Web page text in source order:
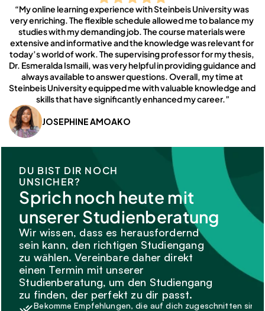
“My online learning experience with Steinbeis University was
very enriching. The flexible schedule allowed me to balance my
studies with my demanding job. The course materials were
extensive and informative and the knowledge was relevant for
today’s world of work. The supervising professor for my thesis,
Dr. Esmeralda Ismaili, was very helpful in providing guidance and
always available to answer questions. Overall, my time at
Steinbeis University equipped me with valuable knowledge and
skills that have significantly enhanced my career.”
JOSEPHINE AMOAKO
DU BIST DIR NOCH
UNSICHER?
Sprich noch heute mit
unserer Studienberatung
Wir wissen, dass es herausfordernd
sein kann, den richtigen Studiengang
zu wählen. Vereinbare daher direkt
einen Termin mit unserer
Studienberatung, um den Studiengang
zu finden, der perfekt zu dir passt.
Bekomme Empfehlungen, die auf dich zugeschnitten sind.